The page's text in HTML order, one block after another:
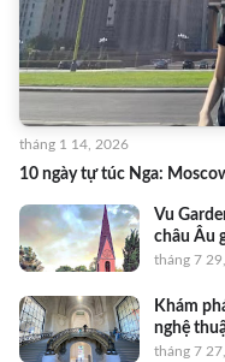
10 ngày tự túc Nga:
tháng 1 14, 2026
Vu
châu Âu
tháng 7
Khám
nghệ
tháng 7